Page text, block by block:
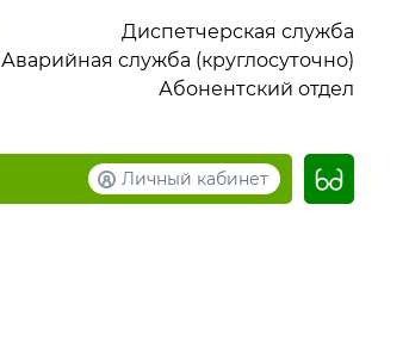
Диспетчерская служба
Аварийная служба (круглосуточно)
Абонентский отдел
Личный кабинет